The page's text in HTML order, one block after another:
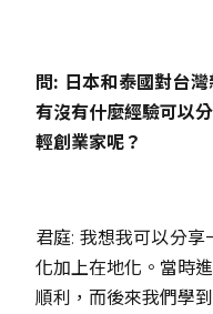
問: 日本和泰國對台
有沒有什麼經驗可以
輕創業家呢？
君庭: 我想我可以分
化加上在地化。當時
順利，而後來我們學